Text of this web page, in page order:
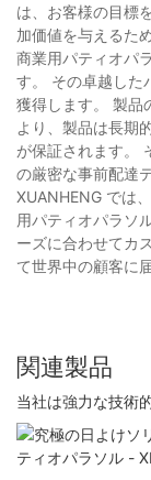
は、お客様の目標
加価値を与えるた
商業用パティオパ
す。 その卓越した
獲得します。 製品
より、製品は長期
が保証されます。
の厳密な事前配達
XUANHENG では
用パティオパラソ
ーズに合わせてカ
て世界中の顧客に
関連製品
当社は強力な技術